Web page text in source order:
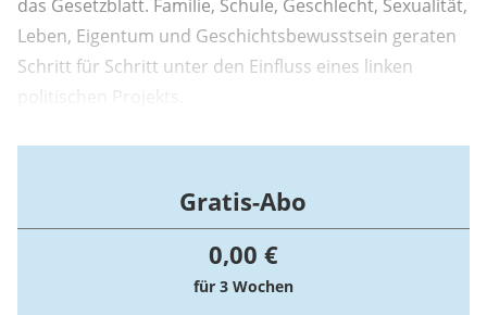
das Gesetzblatt. Familie, Schule, Geschlecht, Sexualität,
Leben, Eigentum und Geschichtsbewusstsein geraten
Schritt für Schritt unter den Einfluss eines linken
politischen Projekts.
Gratis-Abo
0,00 €
für 3 Wochen